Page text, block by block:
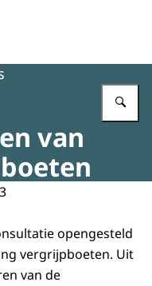
toetsing regeldruk
van
opengesteld
vergrijpboeten. Uit
van de